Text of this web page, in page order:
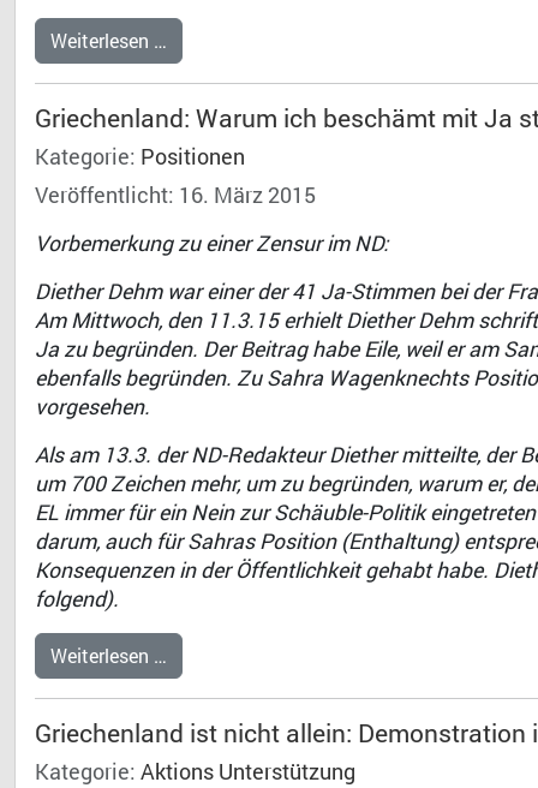
Weiterlesen …
Griechenland: Warum ich beschämt mit Ja
Kategorie: Positionen
Veröffentlicht: 16. März 2015
Vorbemerkung zu einer Zensur im ND:
Diether Dehm war einer der 41 Ja-Stimmen bei der
Am Mittwoch, den 11.3.15 erhielt Diether Dehm
Ja zu begründen. Der Beitrag habe Eile, weil er am
ebenfalls begründen. Zu Sahra Wagenknechts
vorgesehen.
Als am 13.3. der ND-Redakteur Diether mitteilte, der
um 700 Zeichen mehr, um zu begründen, warum er,
EL immer für ein Nein zur Schäuble-Politik
darum, auch für Sahras Position (Enthaltung)
Konsequenzen in der Öffentlichkeit gehabt habe.
folgend).
Weiterlesen …
Griechenland ist nicht allein:
Kategorie: Aktions Unterstützung